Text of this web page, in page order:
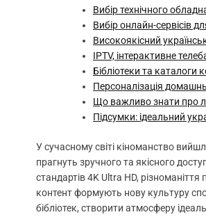
Вибір технічного
Вибір онлайн-сервісів
Високоякісний
IPTV, інтерактивне
Бібліотеки та каталоги
Персоналізація
Що важливо знати про
Підсумки: ідеальний
У сучасному світі кіноманство
прагнуть зручного та якісного
стандартів 4K Ultra HD,
контент формують нову культуру
бібліотек, створити атмосферу